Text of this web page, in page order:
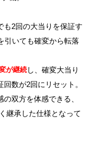
も2回の大当りを保証す
引いても確変から転落
が継続し、確変大当り
数が2回にリセット。
双方を体感できる、
継承した仕様となって